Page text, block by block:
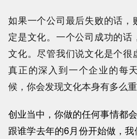
如果一个公司最后失败的话，
定是文化。一个公司成功的话
文化。尽管我们说文化是个很
真正的深入到一个企业的每
候，你会发现文化本身有多么重
创业当中，你做的任何事情都
跟谁学去年的6月份开始做，